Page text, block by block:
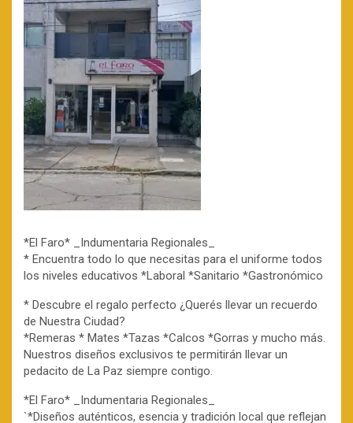
*El Faro* _Indumentaria Regionales_
* Encuentra todo lo que necesitas para el uniforme todos
los niveles educativos *Laboral *Sanitario *Gastronómico
* Descubre el regalo perfecto ¿Querés llevar un recuerdo
de Nuestra Ciudad?
*Remeras * Mates *Tazas *Calcos *Gorras y mucho más.
Nuestros diseños exclusivos te permitirán llevar un
pedacito de La Paz siempre contigo.
*El Faro* _Indumentaria Regionales_
`*Diseños auténticos, esencia y tradición local que reflejan